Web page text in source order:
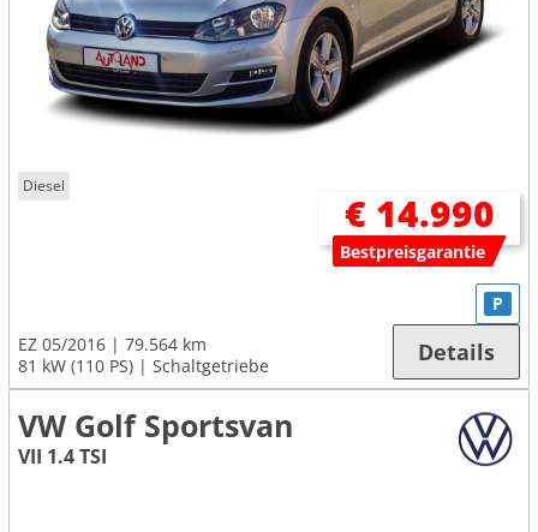
Diesel
€ 14.990
Bestpreisgarantie
EZ 05/2016
79.564 km
81 kW (110 PS)
Schaltgetriebe
P
Details
VW Golf Sportsvan
VII 1.4 TSI